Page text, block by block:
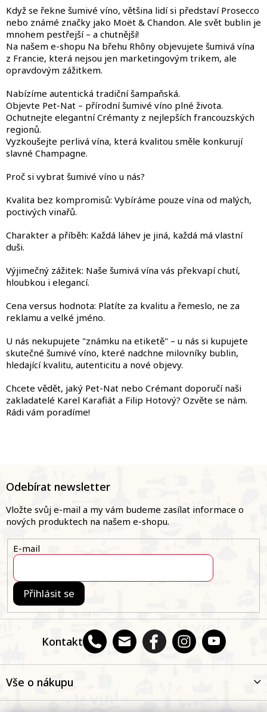
l
á
d
a
c
í
r
v
k
y
ý
s
Když se řekne šumivé víno, většina lidí si představí Prosecco
nebo známé značky jako Moët & Chandon. Ale svět bublin je
mnohem pestřejší – a chutnější!
Na našem e-shopu Na břehu Rhôny objevujete šumivá vína
z Francie, která nejsou jen marketingovým trikem, ale
opravdovým zážitkem.
Nabízíme autentická tradiční šampaňská.
Objevte Pet-Nat – přírodní šumivé víno plné života.
Ochutnejte elegantní Crémanty z nejlepších francouzských
regionů.
Vyzkoušejte perlivá vína, která kvalitou směle konkurují
slavné Champagne.
Proč si vybrat šumivé víno u nás?
Kvalita bez kompromisů: Vybíráme pouze vína od malých,
poctivých vinařů.
Charakter a příběh: Každá láhev je jiná, každá má vlastní
duši.
Výjimečný zážitek: Naše šumivá vína vás překvapí chutí,
hloubkou i elegancí.
Cena versus hodnota: Platíte za kvalitu a řemeslo, ne za
reklamu a velké jméno.
U nás nekupujete "známku na etiketě" – u nás si kupujete
skutečné šumivé víno, které nadchne milovníky bublin,
hledající kvalitu, autenticitu a nové objevy.
Chcete vědět, jaký Pet-Nat nebo Crémant doporučí naši
zakladatelé Karel Karafiát a Filip Hotový? Ozvěte se nám.
Rádi vám poradíme!
a
Kontakt
Odebírat newsletter
Vložte svůj e-mail a my vám budeme zasílat informace o
nových produktech na našem e-shopu.
E-mail
Přihlásit se
Vše o nákupu